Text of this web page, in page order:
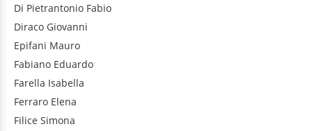
Di Pietrantonio Fabio
Diraco Giovanni
Epifani Mauro
Fabiano Eduardo
Farella Isabella
Ferraro Elena
Filice Simona